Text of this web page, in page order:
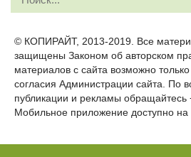
© КОПИРАЙТ, 2013-2019. Все
защищены Законом об авторском
материалов с сайта возможно
согласия Администрации сайта. По
публикации и рекламы обращайтесь
Мобильное приложение доступно на